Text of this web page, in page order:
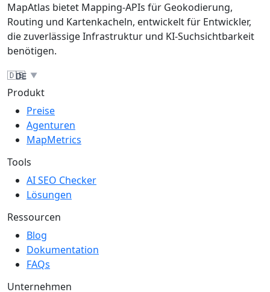
MapAtlas bietet Mapping-APIs für Geokodierung,
Routing und Kartenkacheln, entwickelt für Entwickler,
die zuverlässige Infrastruktur und KI-Suchsichtbarkeit
benötigen.
🇩🇪
DE ▼
Produkt
Preise
Agenturen
MapMetrics
Tools
AI SEO Checker
Lösungen
Ressourcen
Blog
Dokumentation
FAQs
Unternehmen